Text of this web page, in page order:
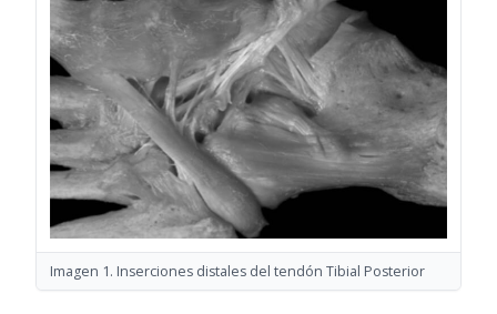
Imagen 1. Inserciones distales del tendón Tibial Posterior